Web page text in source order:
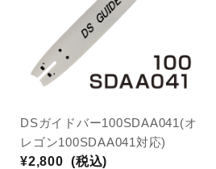
DSガイドバー100SDAA041(オ
レゴン100SDAA041対応)
¥2,800 (税込)